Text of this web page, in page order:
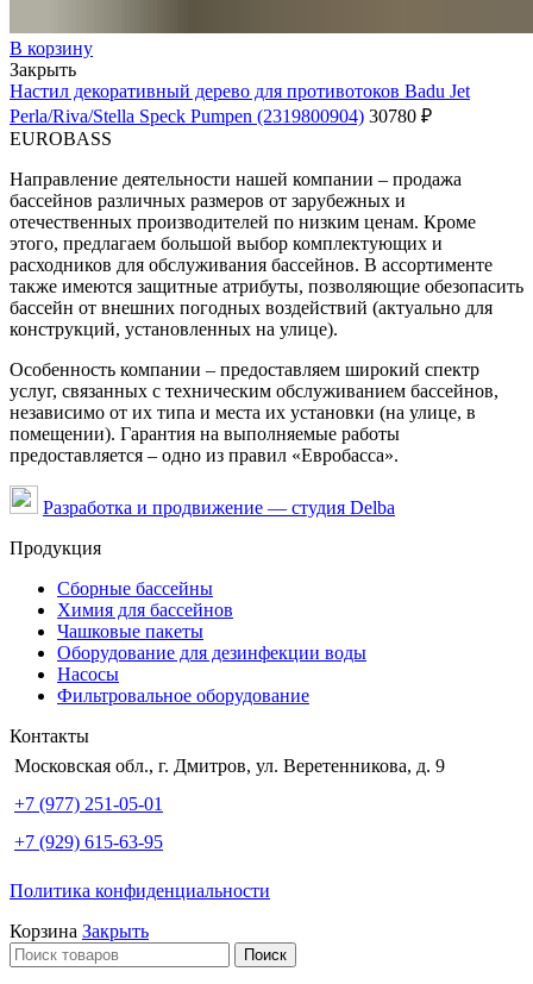
В корзину
Закрыть
Настил декоративный дерево для противотоков Badu Jet
Perla/Riva/Stella Speck Pumpen (2319800904) 30780 ₽
EUROBASS
Направление деятельности нашей компании – продажа
бассейнов различных размеров от зарубежных и
отечественных производителей по низким ценам. Кроме
этого, предлагаем большой выбор комплектующих и
расходников для обслуживания бассейнов. В ассортименте
также имеются защитные атрибуты, позволяющие обезопасить
бассейн от внешних погодных воздействий (актуально для
конструкций, установленных на улице).
Особенность компании – предоставляем широкий спектр
услуг, связанных с техническим обслуживанием бассейнов,
независимо от их типа и места их установки (на улице, в
помещении). Гарантия на выполняемые работы
предоставляется – одно из правил «Евробасса».
Разработка и продвижение — студия Delba
Продукция
Сборные бассейны
Химия для бассейнов
Чашковые пакеты
Оборудование для дезинфекции воды
Насосы
Фильтровальное оборудование
Контакты
Московская обл., г. Дмитров, ул. Веретенникова, д. 9
+7 (977) 251-05-01
+7 (929) 615-63-95
Политика конфиденциальности
Корзина Закрыть
Поиск